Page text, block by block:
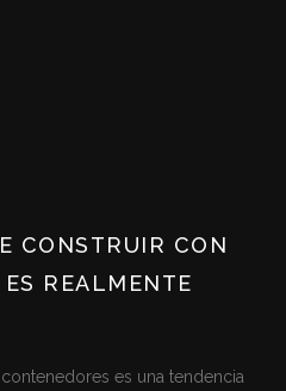
CONSTRUIR CON
REALMENTE
es una tendencia